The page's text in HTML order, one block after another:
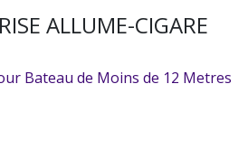
ALLUME-CIGARE
Bateau de Moins de 12 Metres